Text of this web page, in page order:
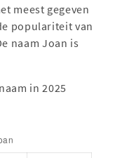
meest gegeven
populariteit van
naam Joan is
in 2025